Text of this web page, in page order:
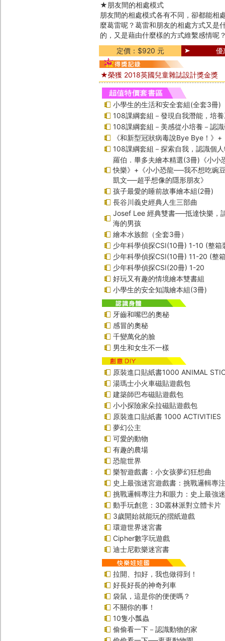
★朋友間的相處模式
朋友間的相處模式各有不同，卻都能相
麼葛雷呢？葛雷和朋友的相處方式又是
的，又是藉由什麼樣的方式維繫感情呢
定價：$920 元
優
★榮獲 2018英國兒童雜誌設計獎金獎
小學生的生活和安全套組(全套3冊)
108課綱套組－發現自我潛能，培
108課綱套組－美感從小培養－認
《和新型冠狀病毒說Bye Bye！》
108課綱套組－探索自我，認識個
羅伯．畢多夫繪本精選(3冊)《小小
快樂》+《小小恐龍──我不想吃豌
凱文──超乎想像的隱形朋友》
孩子最愛的睡前故事繪本組(2冊)
長谷川義史經典人生三部曲
Josef Lee 經典雙書──抵達快樂，
海的男孩
繪本水族館（全套3冊）
少年科學偵探CSI(10冊) 1-10 (整箱
少年科學偵探CSI(10冊) 11-20 (整
少年科學偵探CSI(20冊) 1-20
好玩又有趣的情境繪本雙書組
小學生的安全知識繪本組(3冊)
牙齒和嘴巴的奧秘
感冒的奧秘
千變萬化的臉
男生和女生不一樣
原裝進口貼紙書1000 ANIMAL
湯瑪士小火車磁貼遊戲包
建築師巴布磁貼遊戲包
小小探險家朵拉磁貼遊戲包
原裝進口貼紙書 1000 ACTIVITIES
夢幻公主
可愛的動物
有趣的農場
恐龍世界
樂智遊戲書：小女孩夢幻狂想曲
史上最強迷宮遊戲書：挑戰邏輯專
挑戰邏輯專注力和眼力：史上最強
動手玩創意：3D叢林派對立體卡片
3歲開始就能玩的摺紙遊戲
環遊世界迷宮書
Cipher數字玩遊戲
迪士尼歡樂迷宮書
拉開、扣好，我也做得到！
好長好長的神奇列車
袋鼠，這是你的便便嗎？
不關你的事！
10隻小瓢蟲
偷偷看一下－認識動物的家